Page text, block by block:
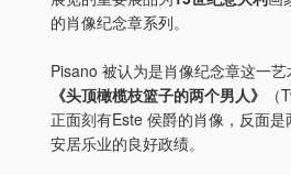
的肖像纪念章系列。
Pisano 被认为是肖像纪念章这一
《头顶橄榄枝篮子的两个男人》
正面刻有Este 侯爵的肖像，反面
安居乐业的良好政绩。